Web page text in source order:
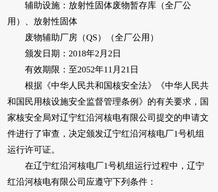
辅助设施：放射性固体废物暂存库（全厂公
用）、放射性固体
废物辅助厂房（QS）（全厂公用）
颁发日期：2018年2月2日
有效期限：至2052年11月21日
根据《中华人民共和国核安全法》《中华人民共
和国民用核设施安全监督管理条例》的有关要求，国
家核安全局对辽宁红沿河核电有限公司提交的申请文
件进行了审查，决定颁发辽宁红沿河核电厂1号机组
运行许可证。
在辽宁红沿河核电厂1号机组运行过程中，辽宁
红沿河核电有限公司应遵守下列条件：